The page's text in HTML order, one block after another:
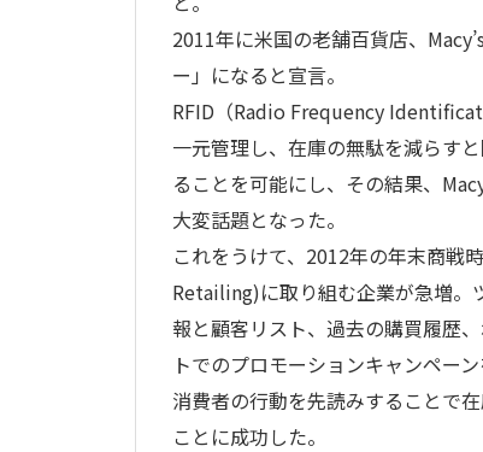
2011年に米国の老舗百貨店、
ー」になると宣言。
RFID（Radio Frequency
一元管理し、在庫の無駄を減らす
ることを可能にし、その結果、
大変話題となった。
これをうけて、2012年の年末商戦
Retailing)に取り組む企業が急増。
報と顧客リスト、過去の購買履歴
トでのプロモーションキャンペー
消費者の行動を先読みすることで
ことに成功した。